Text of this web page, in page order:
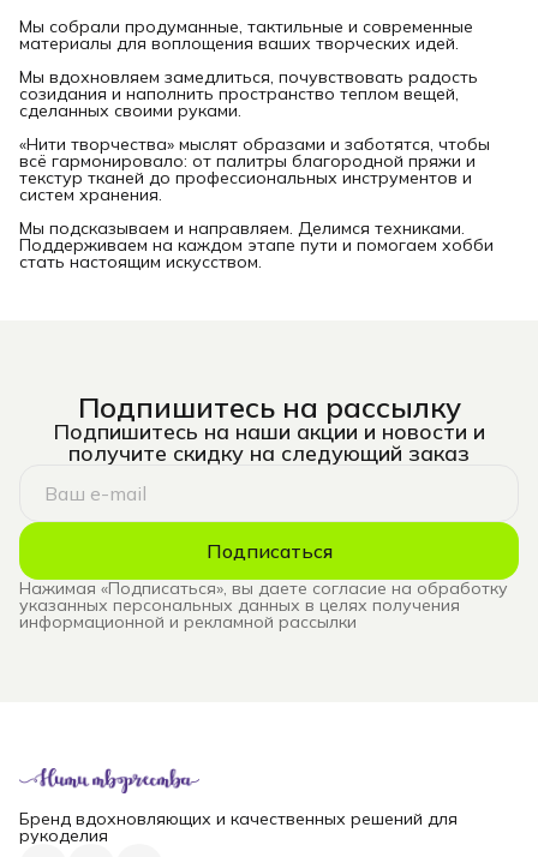
Мы собрали продуманные, тактильные и современные
материалы для воплощения ваших творческих идей.
Мы вдохновляем замедлиться, почувствовать радость
созидания и наполнить пространство теплом вещей,
сделанных своими руками.
«Нити творчества» мыслят образами и заботятся, чтобы
всё гармонировало: от палитры благородной пряжи и
текстур тканей до профессиональных инструментов и
систем хранения.
Мы подсказываем и направляем. Делимся техниками.
Поддерживаем на каждом этапе пути и помогаем хобби
стать настоящим искусством.
Подпишитесь на рассылку
Подпишитесь на наши акции и новости и
получите скидку на следующий заказ
Подписаться
Нажимая «Подписаться», вы даете согласие на обработку
указанных персональных данных в целях получения
информационной и рекламной рассылки
Бренд вдохновляющих и качественных решений для
рукоделия